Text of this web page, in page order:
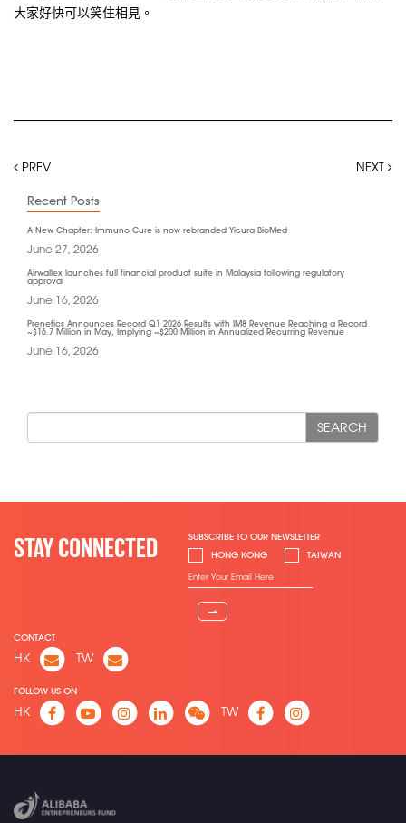
大家好快可以笑住相見。
PREV NEXT
Recent Posts
A New Chapter: Immuno Cure is now rebranded Yicura BioMed
June 27, 2026
Airwallex launches full financial product suite in Malaysia following regulatory
approval
June 16, 2026
Prenetics Announces Record Q1 2026 Results with IM8 Revenue Reaching a Record
~$16.7 Million in May, Implying ~$200 Million in Annualized Recurring Revenue
June 16, 2026
SEARCH
STAY CONNECTED
SUBSCRIBE TO OUR NEWSLETTER
HONG KONG
TAIWAN
⇀
CONTACT
HK TW
FOLLOW US ON
HK TW